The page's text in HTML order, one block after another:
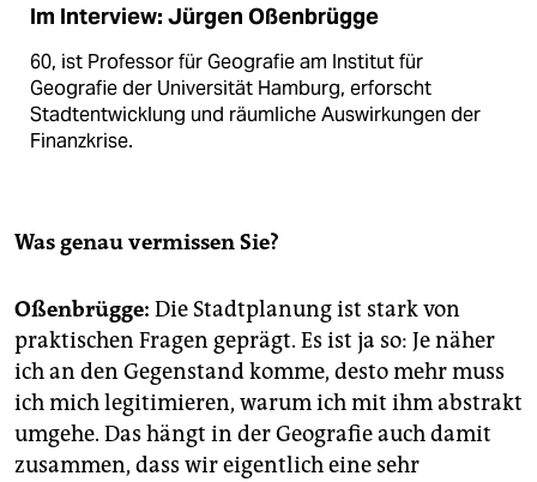
Im Interview: Jürgen Oßenbrügge
60, ist Professor für Geografie am Institut für
Geografie der Universität Hamburg, erforscht
Stadtentwicklung und räumliche Auswirkungen der
Finanzkrise.
Was genau vermissen Sie?
Oßenbrügge: Die Stadtplanung ist stark von
praktischen Fragen geprägt. Es ist ja so: Je näher
ich an den Gegenstand komme, desto mehr muss
ich mich legitimieren, warum ich mit ihm abstrakt
umgehe. Das hängt in der Geografie auch damit
zusammen, dass wir eigentlich eine sehr